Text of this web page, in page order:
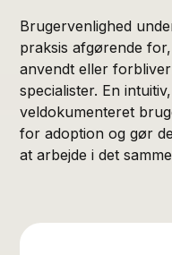
Brugervenlighed
praksis afgørende
anvendt eller
specialister. En
veldokumenteret
for adoption og gør
at arbejde i det